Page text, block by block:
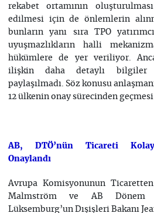
rekabet ortamının
edilmesi için de önlemlerin
bunların yanı sıra TPO
uyuşmazlıkların halli
hükümlere de yer veriliyor.
ilişkin daha detaylı bilgiler
paylaşılmadı. Söz konusu
12 ülkenin onay sürecinden
AB, DTÖ’nün Ticareti
Onaylandı
Avrupa Komisyonunun
Malmström ve AB Dönem
Lüksemburg’un Dışişleri Bakanı